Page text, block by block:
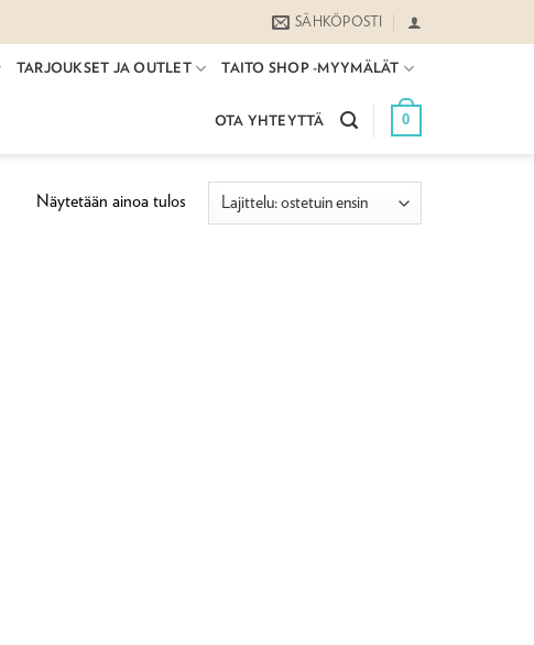
SÄHKÖPOSTI
TARJOUKSET JA OUTLET TAITO SHOP -MYYMÄLÄT
OTA YHTEYTTÄ 0
Näytetään ainoa tulos